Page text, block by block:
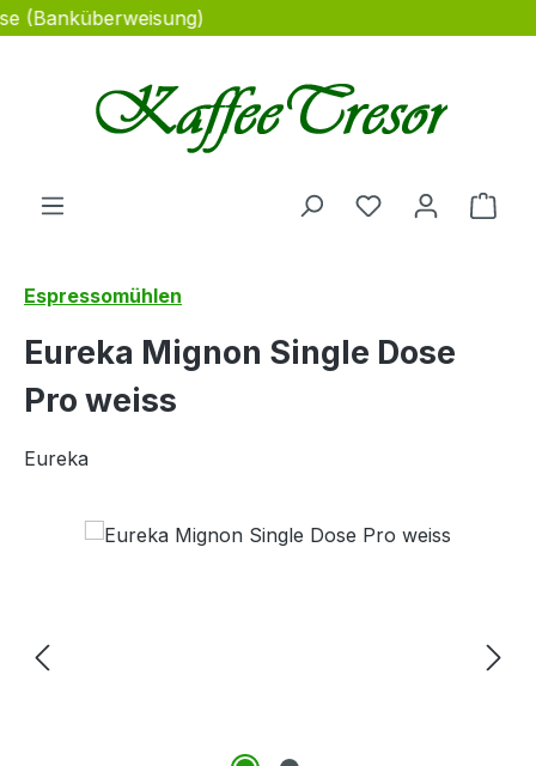
Zum Hauptinhalt springen
(Banküberweisung)
Du hast 0
Espressomühlen
Eureka Mignon Single Dose
Pro weiss
Eureka
Bildergalerie überspringen